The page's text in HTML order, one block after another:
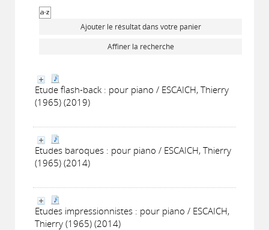
Ajouter le résultat dans votre panier
Affiner la recherche
Etude flash-back : pour piano / ESCAICH, Thierry
(1965) (2019)
Etudes baroques : pour piano / ESCAICH, Thierry
(1965) (2014)
Etudes impressionnistes : pour piano / ESCAICH,
Thierry (1965) (2014)